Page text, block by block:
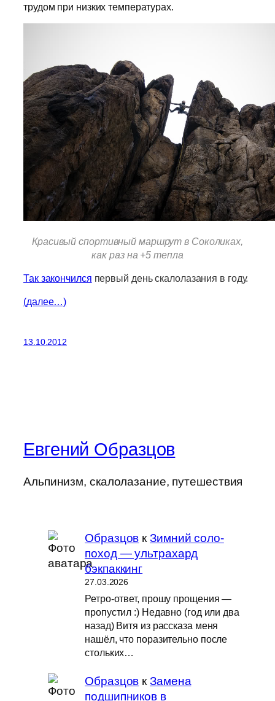
трудом при низких температурах.
Красивый спортивный маршрут в Соколиках,
как раз на +5 тепла
Так закончился первый день скалолазания в году.
(далее…)
13.10.2012
Евгений Образцов
Альпинизм, скалолазание, путешествия
Образцов кЗимний соло-
поход — ультрахард
бэкпаккинг
27.03.2026
Ретро-ответ, прошу прощения —
пропустил :) Недавно (год или два
назад) Витя из рассказа меня
нашёл, что поразительно после
стольких…
Образцов кЗамена
подшипников в